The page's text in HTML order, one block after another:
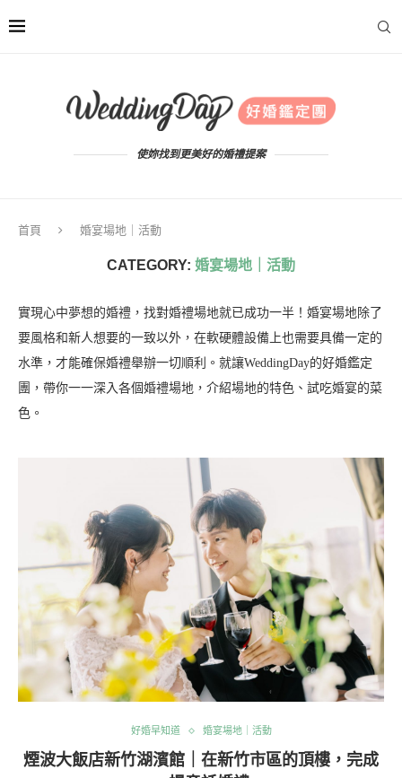
使妳找到更美好的婚禮提案
首頁 婚宴場地｜活動
CATEGORY: 婚宴場地｜活動
實現心中夢想的婚禮，找對婚禮場地就已成功一半！婚宴場地除了
要風格和新人想要的一致以外，在軟硬體設備上也需要具備一定的
水準，才能確保婚禮舉辦一切順利。就讓WeddingDay的好婚鑑定
團，帶你一一深入各個婚禮場地，介紹場地的特色、試吃婚宴的菜
色。
好婚早知道 婚宴場地｜活動
煙波大飯店新竹湖濱館｜在新竹市區的頂樓，完成